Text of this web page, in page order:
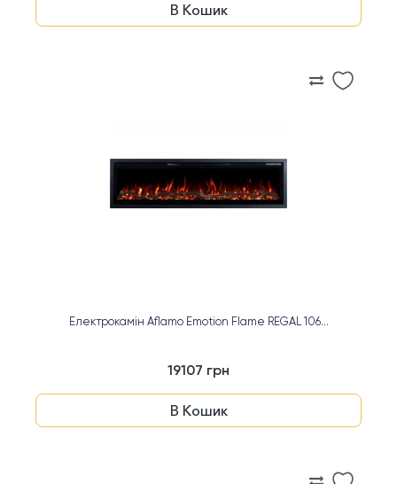
В Кошик
Електрокамін Aflamo Emotion Flame REGAL 106...
19107 грн
В Кошик